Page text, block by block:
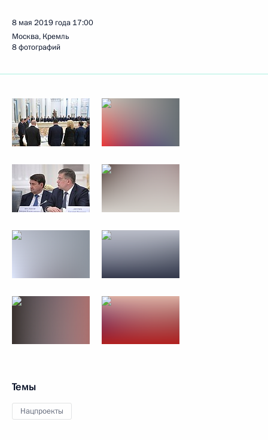
8 мая 2019 года 17:00
Москва, Кремль
8 фотографий
Темы
Нацпроекты